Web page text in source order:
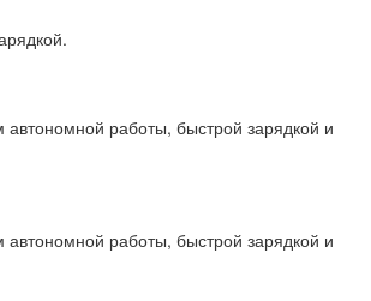
работы, быстрой зарядкой и
работы, быстрой зарядкой и